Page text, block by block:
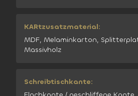
KARtzusatzmaterial:
MDF, Melaminkarton,
Massivholz
Schreibtischkante: